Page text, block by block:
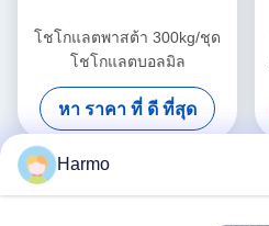
โชโกแลตพาสต้า 300kg/ชุด
โชโกแลตบอลมิล
หา ราคา ที่ ดี ที่สุด
Harmo